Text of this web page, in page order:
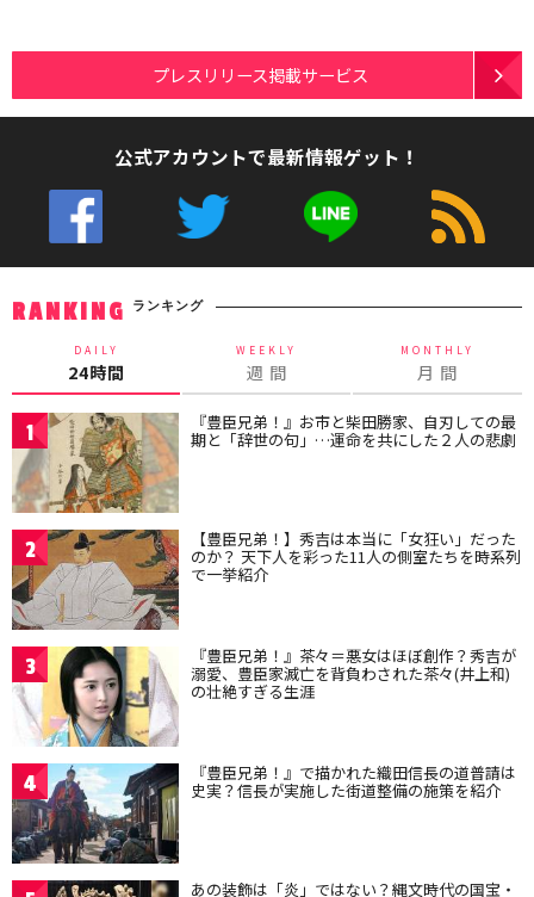
プレスリリース掲載サービス
公式アカウントで最新情報ゲット！
RANKING ランキング
DAILY
24時間
WEEKLY
週 間
MONTHLY
月 間
1 『豊臣兄弟！』お市と柴田勝家、自刃しての最
期と「辞世の句」…運命を共にした２人の悲劇
2 【豊臣兄弟！】秀吉は本当に「女狂い」だった
のか？ 天下人を彩った11人の側室たちを時系列
で一挙紹介
3 『豊臣兄弟！』茶々＝悪女はほぼ創作？秀吉が
溺愛、豊臣家滅亡を背負わされた茶々(井上和)
の壮絶すぎる生涯
4 『豊臣兄弟！』で描かれた織田信長の道普請は
史実？信長が実施した街道整備の施策を紹介
あの装飾は「炎」ではない？縄文時代の国宝・